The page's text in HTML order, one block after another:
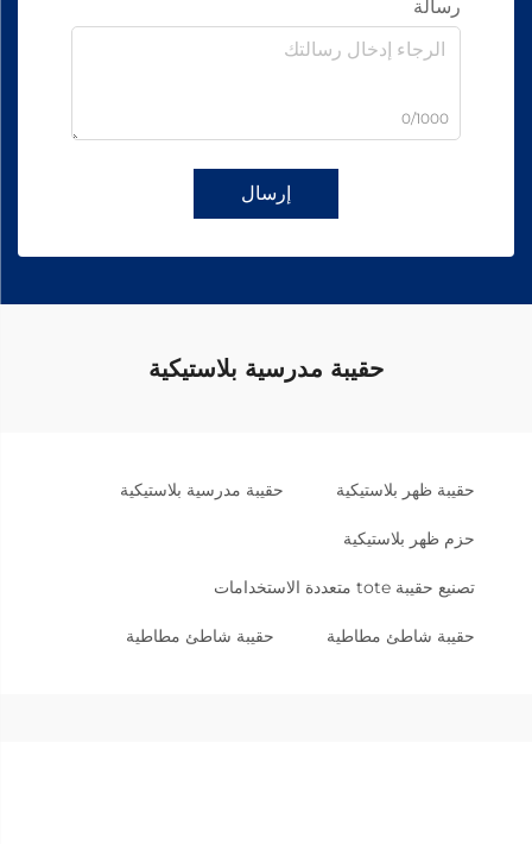
رسالة
0/1000
إرسال
حقيبة مدرسية بلاستيكية
حقيبة ظهر بلاستيكية حقيبة مدرسية بلاستيكية
حزم ظهر بلاستيكية
تصنيع حقيبة tote متعددة الاستخدامات
حقيبة شاطئ مطاطية حقيبة شاطئ مطاطية